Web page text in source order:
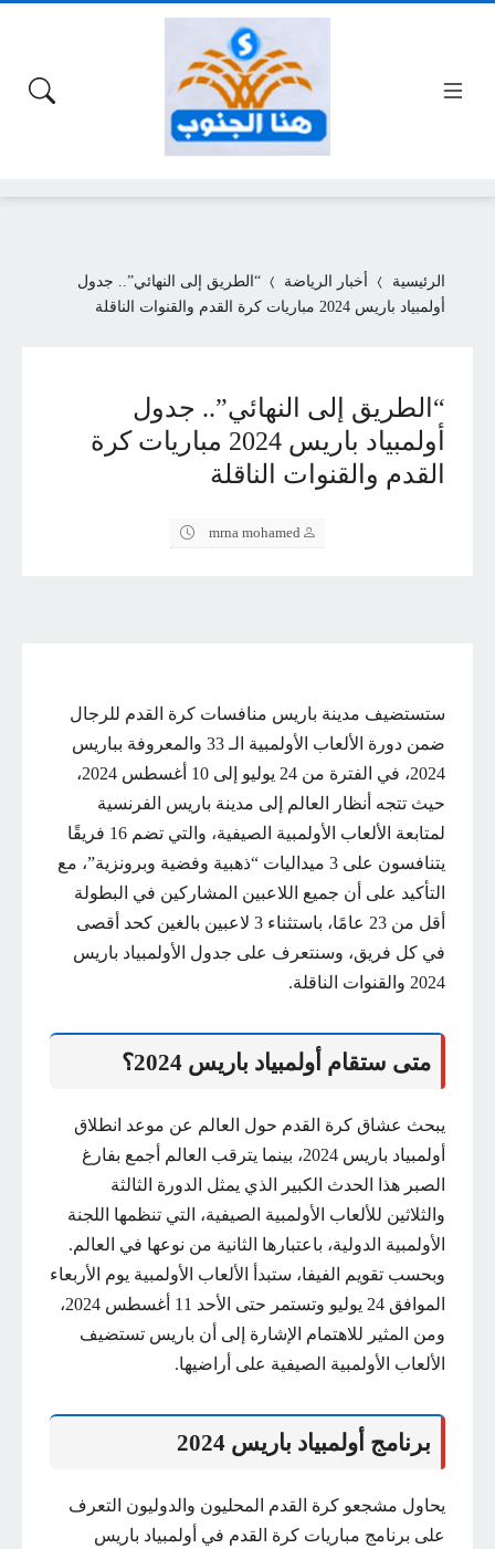
الرئيسية أخبار الرياضة
“الطريق إلى النهائي”.. جدول
أولمبياد باريس 2024 مباريات كرة القدم والقنوات الناقلة
“الطريق إلى النهائي”.. جدول
أولمبياد باريس 2024 مباريات كرة
القدم والقنوات الناقلة
mrna mohamed
ستستضيف مدينة باريس منافسات كرة القدم للرجال
ضمن دورة الألعاب الأولمبية الـ 33 والمعروفة بباريس
2024، في الفترة من 24 يوليو إلى 10 أغسطس 2024،
حيث تتجه أنظار العالم إلى مدينة باريس الفرنسية
لمتابعة الألعاب الأولمبية الصيفية، والتي تضم 16 فريقًا
يتنافسون على 3 ميداليات “ذهبية وفضية وبرونزية”، مع
التأكيد على أن جميع اللاعبين المشاركين في البطولة
أقل من 23 عامًا، باستثناء 3 لاعبين بالغين كحد أقصى
في كل فريق، وسنتعرف على جدول الأولمبياد باريس
2024 والقنوات الناقلة.
متى ستقام أولمبياد باريس 2024؟
يبحث عشاق كرة القدم حول العالم عن موعد انطلاق
أولمبياد باريس 2024، بينما يترقب العالم أجمع بفارغ
الصبر هذا الحدث الكبير الذي يمثل الدورة الثالثة
والثلاثين للألعاب الأولمبية الصيفية، التي تنظمها اللجنة
الأولمبية الدولية، باعتبارها الثانية من نوعها في العالم.
وبحسب تقويم الفيفا، ستبدأ الألعاب الأولمبية يوم الأربعاء
الموافق 24 يوليو وتستمر حتى الأحد 11 أغسطس 2024،
ومن المثير للاهتمام الإشارة إلى أن باريس تستضيف
الألعاب الأولمبية الصيفية على أراضيها.
برنامج أولمبياد باريس 2024
يحاول مشجعو كرة القدم المحليون والدوليون التعرف
على برنامج مباريات كرة القدم في أولمبياد باريس